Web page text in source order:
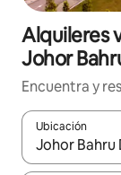
Alquileres
Johor
Encuentra y
Ubicación
Cuando los